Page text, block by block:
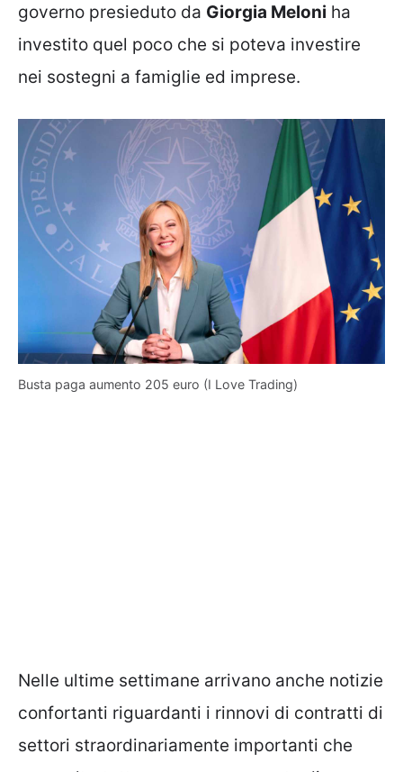
governo presieduto da Giorgia Meloni ha
investito quel poco che si poteva investire
nei sostegni a famiglie ed imprese.
Busta paga aumento 205 euro (I Love Trading)
Nelle ultime settimane arrivano anche notizie
confortanti riguardanti i rinnovi di contratti di
settori straordinariamente importanti che